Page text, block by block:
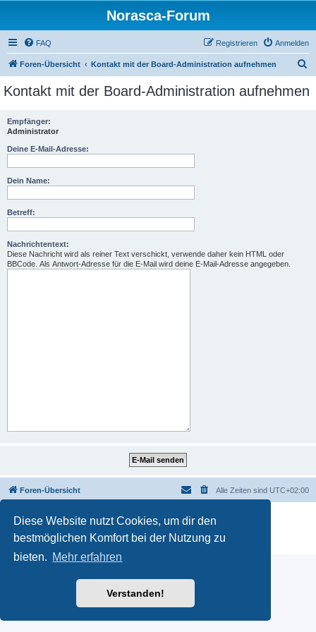
Diese Website nutzt Cookies, um dir den
bestmöglichen Komfort bei der Nutzung zu
bieten. Mehr erfahren
Verstanden!
Norasca-Forum
FAQ Anmelden
Registrieren
Foren-Übersicht Kontakt mit der Board-Administration aufnehmen
c
Kontakt mit der Board-Administration aufnehmen
Empfänger:
Administrator
Deine E-Mail-Adresse:
Dein Name:
Betreff:
Nachrichtentext:
Diese Nachricht wird als reiner Text verschickt, verwende daher kein HTML oder
BBCode. Als Antwort-Adresse für die E-Mail wird deine E-Mail-Adresse angegeben.
Foren-Übersicht Alle Zeiten sind UTC+02:00
Powered by phpBB
® Forum Software © phpBB Limited
Deutsche Übersetzung durch
Datenschutz|Nutzungsbedingungen